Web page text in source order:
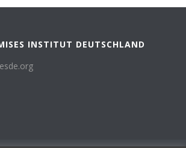
INSTITUT DEUTSCHLAND